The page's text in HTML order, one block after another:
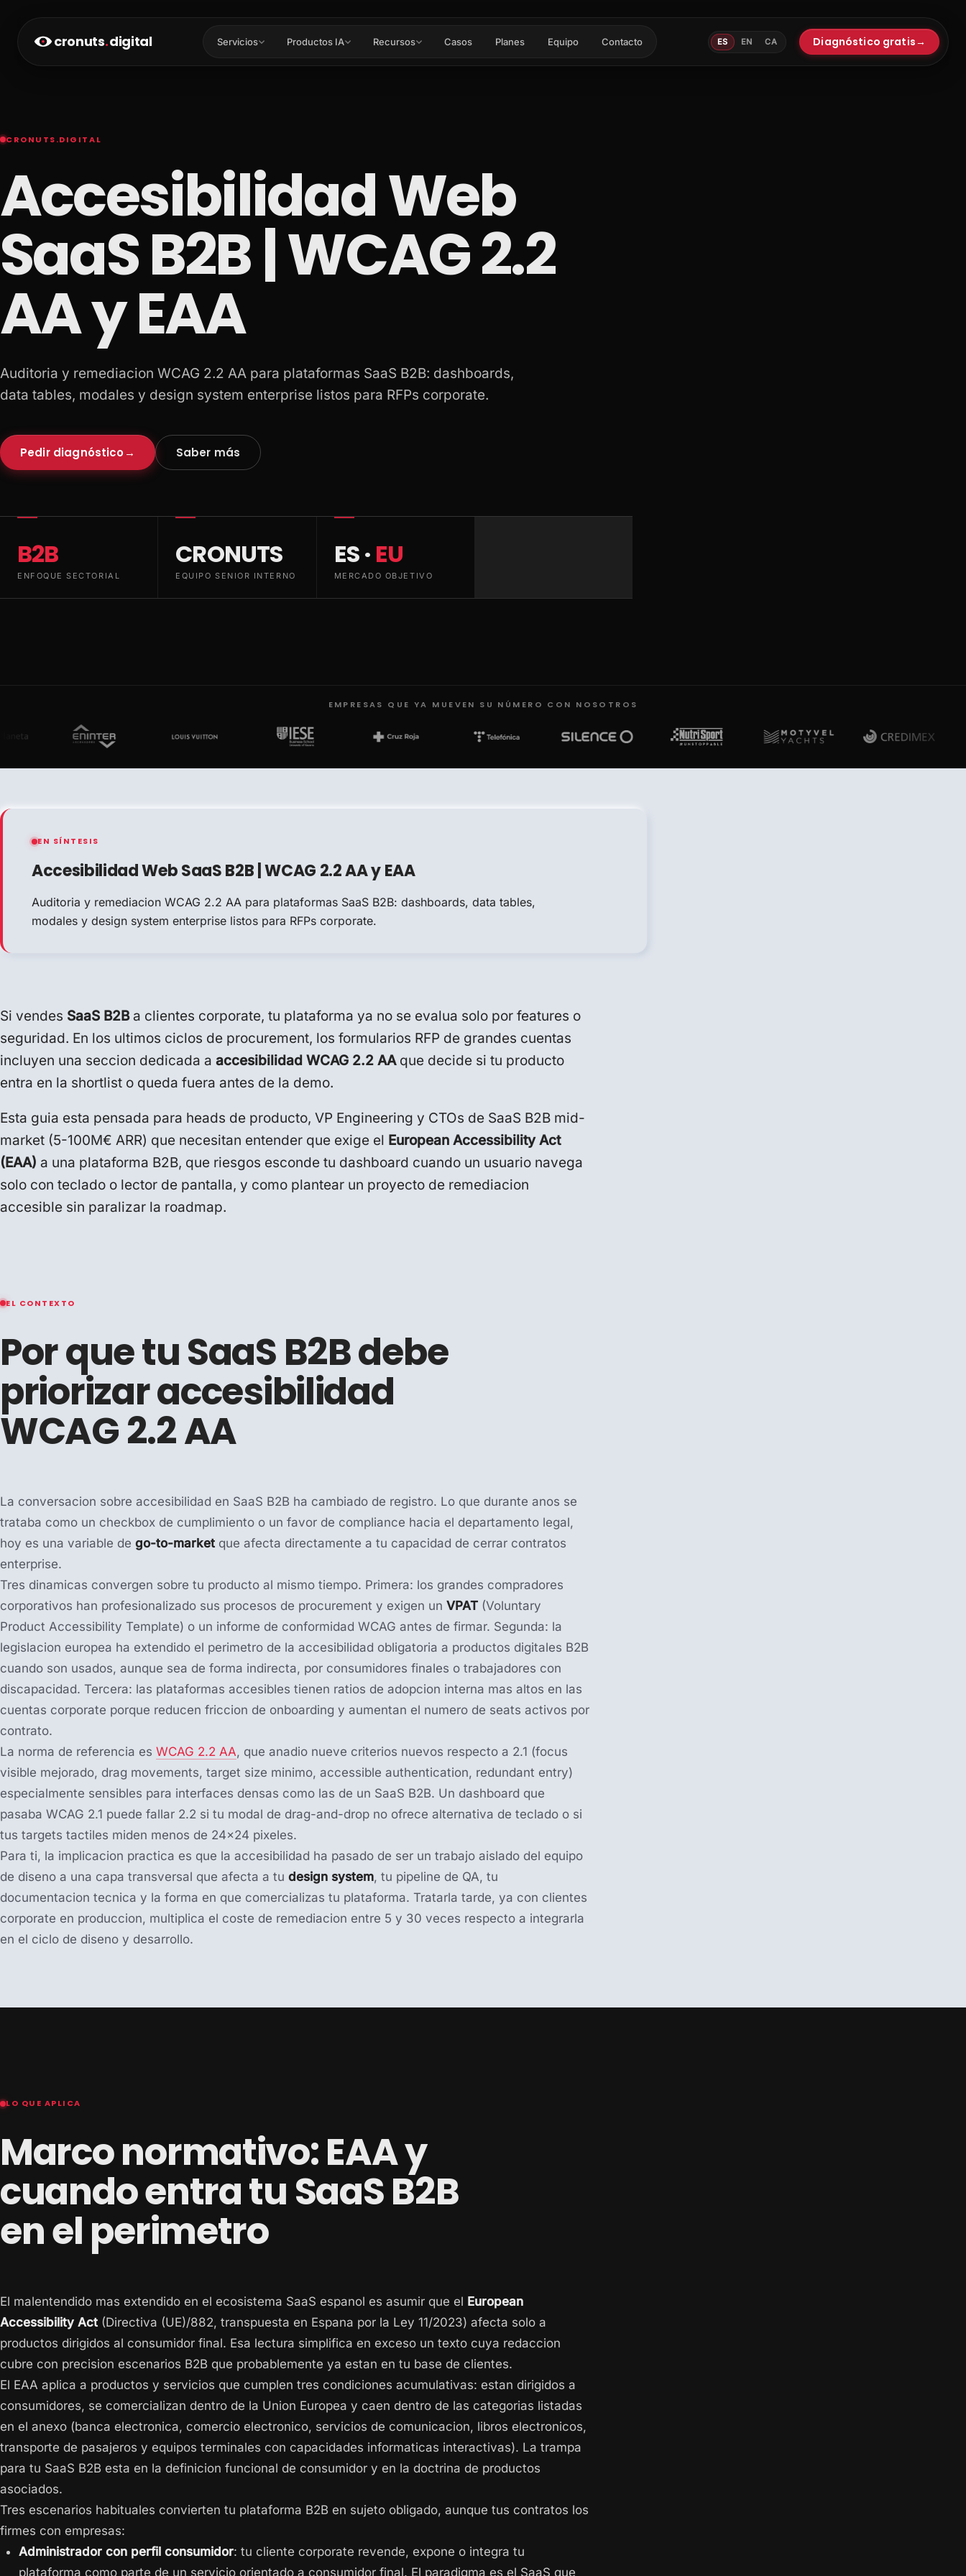
cronuts.digital Servicios Productos IA Recursos Casos Planes Equipo Contacto ES EN CA Diagnóstico gratis→
CRONUTS.DIGITAL
Accesibilidad Web
SaaS B2B | WCAG 2.2
AA y EAA
Auditoria y remediacion WCAG 2.2 AA para plataformas SaaS B2B: dashboards,
data tables, modales y design system enterprise listos para RFPs corporate.
Pedir diagnóstico→ Saber más
B2B
ENFOQUE SECTORIAL
CRONUTS
EQUIPO SENIOR INTERNO
ES · EU
MERCADO OBJETIVO
EMPRESAS QUE YA MUEVEN SU NÚMERO CON NOSOTROS
EN SÍNTESIS
Accesibilidad Web SaaS B2B | WCAG 2.2 AA y EAA
Auditoria y remediacion WCAG 2.2 AA para plataformas SaaS B2B: dashboards, data tables,
modales y design system enterprise listos para RFPs corporate.
Si vendes SaaS B2Ba clientes corporate, tu plataforma ya no se evalua solo por features o
seguridad. En los ultimos ciclos de procurement, los formularios RFP de grandes cuentas
incluyen una seccion dedicada a accesibilidad WCAG 2.2 AAque decide si tu producto
entra en la shortlist o queda fuera antes de la demo.
Esta guia esta pensada para heads de producto, VP Engineering y CTOs de SaaS B2B mid-
market (5-100M€ ARR) que necesitan entender que exige el European Accessibility Act
(EAA) a una plataforma B2B, que riesgos esconde tu dashboard cuando un usuario navega
solo con teclado o lector de pantalla, y como plantear un proyecto de remediacion
accesible sin paralizar la roadmap.
EL CONTEXTO
Por que tu SaaS B2B debe
priorizar accesibilidad
WCAG 2.2 AA
La conversacion sobre accesibilidad en SaaS B2B ha cambiado de registro. Lo que durante anos se
trataba como un checkbox de cumplimiento o un favor de compliance hacia el departamento legal,
hoy es una variable de go-to-market que afecta directamente a tu capacidad de cerrar contratos
enterprise.
Tres dinamicas convergen sobre tu producto al mismo tiempo. Primera: los grandes compradores
corporativos han profesionalizado sus procesos de procurement y exigen un VPAT (Voluntary
Product Accessibility Template) o un informe de conformidad WCAG antes de firmar. Segunda: la
legislacion europea ha extendido el perimetro de la accesibilidad obligatoria a productos digitales B2B
cuando son usados, aunque sea de forma indirecta, por consumidores finales o trabajadores con
discapacidad. Tercera: las plataformas accesibles tienen ratios de adopcion interna mas altos en las
cuentas corporate porque reducen friccion de onboarding y aumentan el numero de seats activos por
contrato.
La norma de referencia es WCAG 2.2 AA, que anadio nueve criterios nuevos respecto a 2.1 (focus
visible mejorado, drag movements, target size minimo, accessible authentication, redundant entry)
especialmente sensibles para interfaces densas como las de un SaaS B2B. Un dashboard que
pasaba WCAG 2.1 puede fallar 2.2 si tu modal de drag-and-drop no ofrece alternativa de teclado o si
tus targets tactiles miden menos de 24×24 pixeles.
Para ti, la implicacion practica es que la accesibilidad ha pasado de ser un trabajo aislado del equipo
de diseno a una capa transversal que afecta a tu design system, tu pipeline de QA, tu
documentacion tecnica y la forma en que comercializas tu plataforma. Tratarla tarde, ya con clientes
corporate en produccion, multiplica el coste de remediacion entre 5 y 30 veces respecto a integrarla
en el ciclo de diseno y desarrollo.
LO QUE APLICA
Marco normativo: EAA y
cuando entra tu SaaS B2B
en el perimetro
El malentendido mas extendido en el ecosistema SaaS espanol es asumir que el European
Accessibility Act (Directiva (UE)/882, transpuesta en Espana por la Ley 11/2023) afecta solo a
productos dirigidos al consumidor final. Esa lectura simplifica en exceso un texto cuya redaccion
cubre con precision escenarios B2B que probablemente ya estan en tu base de clientes.
El EAA aplica a productos y servicios que cumplen tres condiciones acumulativas: estan dirigidos a
consumidores, se comercializan dentro de la Union Europea y caen dentro de las categorias listadas
en el anexo (banca electronica, comercio electronico, servicios de comunicacion, libros electronicos,
transporte de pasajeros y equipos terminales con capacidades informaticas interactivas). La trampa
para tu SaaS B2B esta en la definicion funcional de consumidor y en la doctrina de productos
asociados.
Tres escenarios habituales convierten tu plataforma B2B en sujeto obligado, aunque tus contratos los
firmes con empresas:
Administrador con perfil consumidor: tu cliente corporate revende, expone o integra tu
plataforma como parte de un servicio orientado a consumidor final. El paradigma es el SaaS que